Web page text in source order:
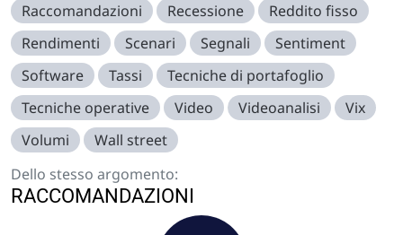
Raccomandazioni Recessione
Reddito fisso
Rendimenti
Scenari Segnali
Sentiment
Software
Tassi
Tecniche di portafoglio
Tecniche operative
Video Videoanalisi
Vix
Volumi
Wall street
Dello stesso argomento:
RACCOMANDAZIONI